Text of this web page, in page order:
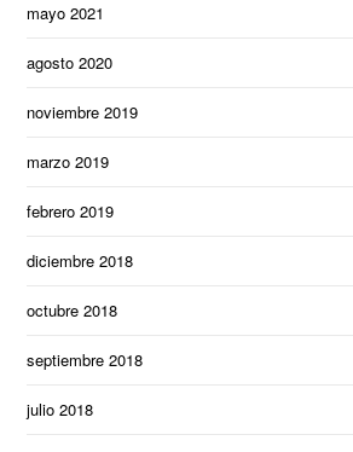
mayo 2021
agosto 2020
noviembre 2019
marzo 2019
febrero 2019
diciembre 2018
octubre 2018
septiembre 2018
julio 2018